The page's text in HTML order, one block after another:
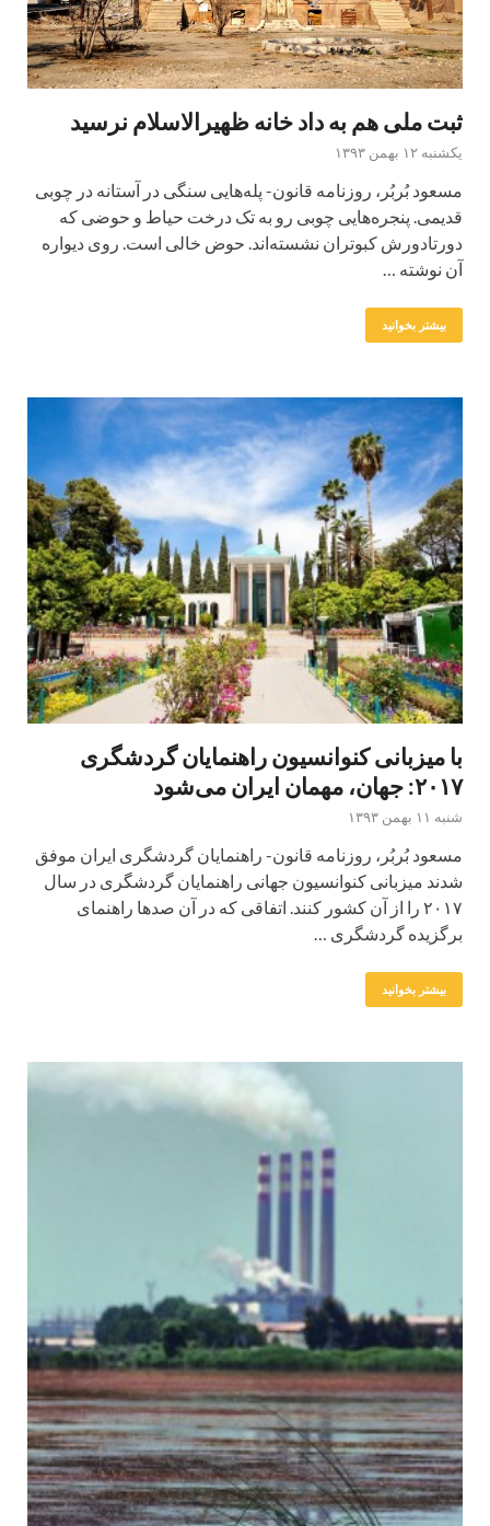
ثبت ملی هم به داد خانه ظهیرالاسلام نرسید
یکشنبه ۱۲ بهمن ۱۳۹۳
مسعود‌ بُربُر، روزنامه قانون- پله‌هایی سنگی در آستانه در چوبی
قدیمی. پنجره‌هایی چوبی رو به تک درخت حیاط و حوضی که
دورتادورش کبوتران نشسته‌اند. حوض خالی است. روی دیواره
آن نوشته …
بیشتر بخوانید
با میزبانی کنوانسیون راهنمایان گردشگری
۲۰۱۷: جهان، مهمان ایران می‌شود‌‌
شنبه ۱۱ بهمن ۱۳۹۳
مسعود بُربُر، روزنامه قانون- راهنمایان گرد‌‌شگری ایران موفق
شد‌‌ند‌‌ میزبانی کنوانسیون جهانی راهنمایان گرد‌‌شگری د‌‌ر سال
۲۰۱۷ را از آن کشور کنند‌‌. اتفاقی که د‌‌ر آن صد‌‌ها راهنمای
برگزید‌‌ه گرد‌‌شگری …
بیشتر بخوانید